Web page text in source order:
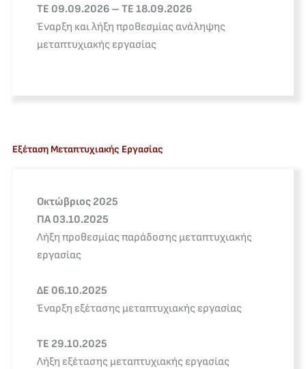
ΤΕ 09.09.2026 – ΤΕ 18.09.2026
Έναρξη και λήξη προθεσμίας ανάληψης
μεταπτυχιακής εργασίας
Εξέταση Μεταπτυχιακής Εργασίας
Οκτώβριος 2025
ПА 03.10.2025
Λήξη προθεσμίας παράδοσης μεταπτυχιακής
εργασίας
ΔE 06.10.2025
Έναρξη εξέτασης μεταπτυχιακής εργασίας
TE 29.10.2025
Λήξη εξέτασης μεταπτυχιακής εργασίας